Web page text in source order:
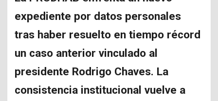
expediente por datos personales
tras haber resuelto en tiempo récord
un caso anterior vinculado al
presidente Rodrigo Chaves. La
consistencia institucional vuelve a